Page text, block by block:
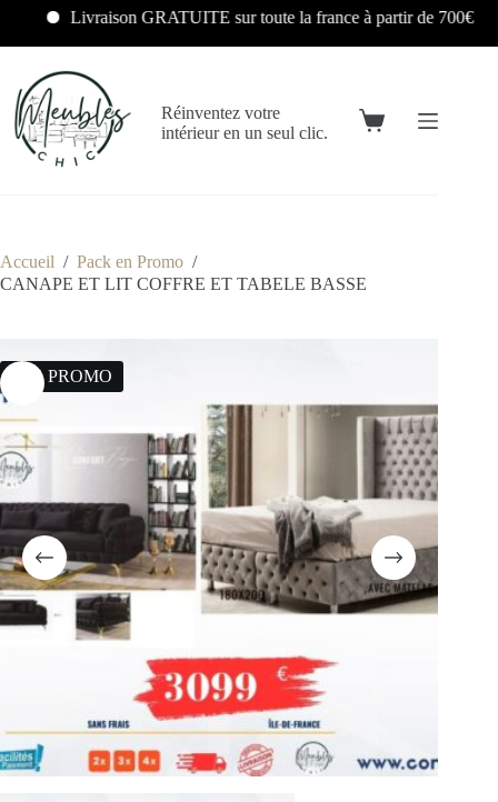
Livraison GRATUITE sur toute la france à partir de 700€
Réinventez votre
intérieur en un seul clic.
Accueil / Pack en Promo /
CANAPE ET LIT COFFRE ET TABELE BASSE
14% PROMO